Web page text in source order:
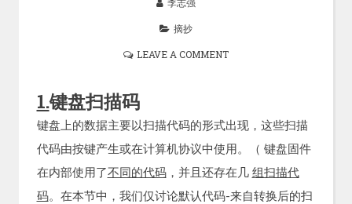
摘抄
LEAVE A COMMENT
1.键盘扫描码
键盘上的数据主要以扫描代码的形式出现，这些扫描
代码由按键产生或在计算机协议中使用。（ 键盘固件
在内部使用了不同的代码，并且还存在几 组扫描代
码。在本节中，我们仅讨论默认代码-来自转换后的扫